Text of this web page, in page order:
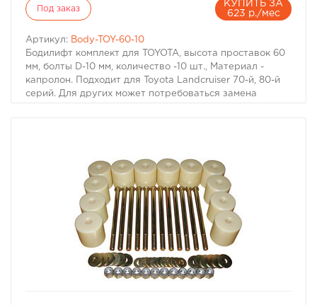
Под заказ
КУПИТЬ ЗА
623 р./мес
Артикул: Body-TOY-60-10
Бодилифт комплект для TOYOTA, высота проставок 60
мм, болты D-10 мм, количество -10 шт., Материал -
капролон. Подходит для Toyota Landcruiser 70-й, 80-й
серий. Для других может потребоваться замена